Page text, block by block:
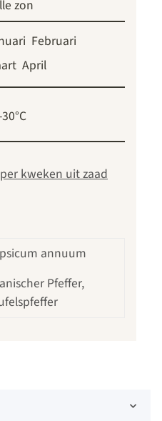
zon
Februari
April
kweken uit zaad
annuum
Pfeffer,